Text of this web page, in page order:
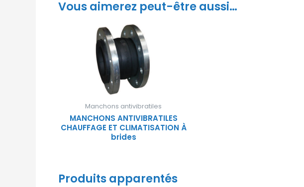
Vous aimerez peut-être aussi…
Manchons antivibratiles
MANCHONS ANTIVIBRATILES
CHAUFFAGE ET CLIMATISATION À
brides
Produits apparentés